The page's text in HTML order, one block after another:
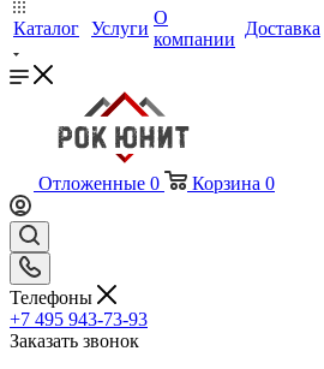
Каталог Услуги
О
компании
Доставка
Отложенные 0 Корзина 0
Телефоны
+7 495 943-73-93
Заказать звонок